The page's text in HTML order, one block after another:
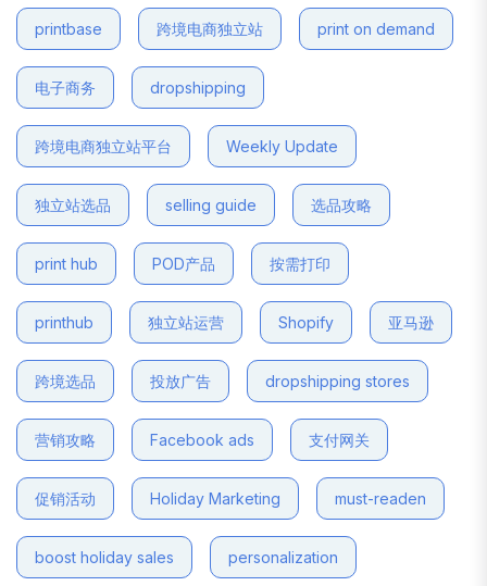
printbase 跨境电商独立站 print on demand
电子商务 dropshipping
跨境电商独立站平台 Weekly Update
独立站选品 selling guide 选品攻略
print hub POD产品 按需打印
printhub 独立站运营 Shopify 亚马逊
跨境选品 投放广告 dropshipping stores
营销攻略 Facebook ads 支付网关
促销活动 Holiday Marketing must-readen
boost holiday sales personalization